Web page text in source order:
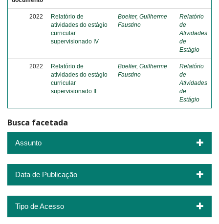
2022
Relatório de
atividades do estágio
curricular
supervisionado IV
Boelter, Guilherme
Faustino
Relatório
de
Atividades
de
Estágio
2022
Relatório de
atividades do estágio
curricular
supervisionado II
Boelter, Guilherme
Faustino
Relatório
de
Atividades
de
Estágio
Busca facetada
Assunto
Data de Publicação
Tipo de Acesso